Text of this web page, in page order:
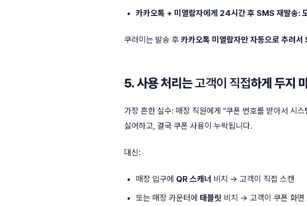
카카오톡 + 미열람자에게 24시간 후 SMS 재발송:
쿠러미는 발송 후 카카오톡 미열람자만 자동으로 추려서
5. 사용 처리는고객이 직접하게 두지
가장 흔한 실수: 매장 직원에게 "쿠폰 번호를 받아서 시
싫어하고, 결국 쿠폰 사용이 누락됩니다.
대신:
매장 입구에 QR 스캐너 비치 → 고객이 직접 스캔
또는 매장 카운터에 태블릿 비치 → 고객이 쿠폰 화면